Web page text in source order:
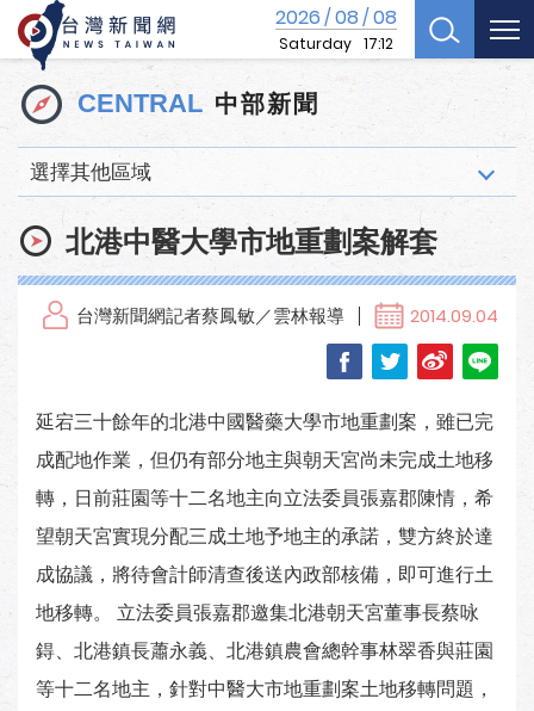
2026/08/08
Saturday 17:12
CENTRAL 中部新聞
選擇其他區域
北港中醫大學市地重劃案解套
台灣新聞網記者蔡鳳敏／雲林報導 2014.09.04
延宕三十餘年的北港中國醫藥大學市地重劃案，雖已完
成配地作業，但仍有部分地主與朝天宮尚未完成土地移
轉，日前莊園等十二名地主向立法委員張嘉郡陳情，希
望朝天宮實現分配三成土地予地主的承諾，雙方終於達
成協議，將待會計師清查後送內政部核備，即可進行土
地移轉。 立法委員張嘉郡邀集北港朝天宮董事長蔡咏
鍀、北港鎮長蕭永義、北港鎮農會總幹事林翠香與莊園
等十二名地主，針對中醫大市地重劃案土地移轉問題，